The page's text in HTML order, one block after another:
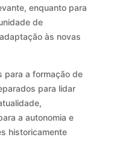
enquanto para
de
às novas
para a formação de
para lidar
a autonomia e
historicamente